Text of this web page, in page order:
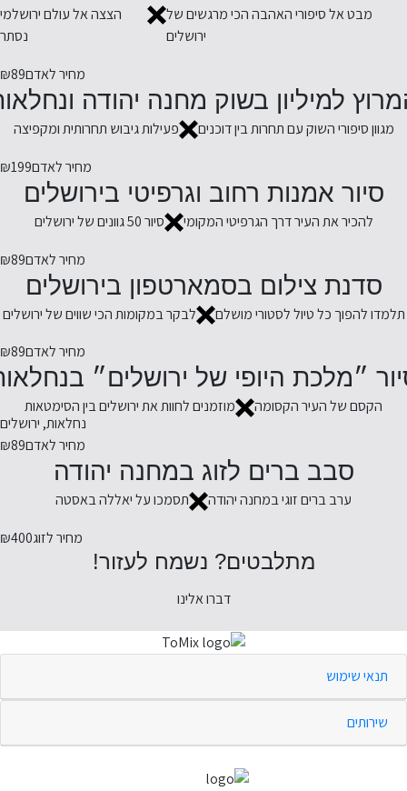
מבט אל סיפורי האהבה הכי מרגשים של
ירושלים
הצצה אל עולם ירושלמי
נסתר
מחיר לאדם₪89
למיליון בשוק מחנה יהודה
מגוון סיפורי השוק עם תחרות בין דוכנים
פעילות גיבוש תחרותית ומקפיצה
מחיר לאדם₪199
סיור אמנות רחוב וגרפיטי בירושלים
להכיר את העיר דרך הגרפיטי המקומי
סיור 50 גוונים של ירושלים
מחיר לאדם₪89
סדנת צילום בסמארטפון בירושלים
תלמדו להפוך כל טיול לסטורי מושלם
לבקר במקומות הכי שווים של ירושלים
מחיר לאדם₪89
״מלכת היופי של ירושלים״
הקסם של העיר הקסומה
מוזמנים לחוות את ירושלים בין הסימטאות
נחלאות, ירושלים
מחיר לאדם₪89
סבב ברים לזוג במחנה יהודה
ערב ברים זוגי במחנה יהודה
תסמכו על יאללה באסטה
מחיר לזוג₪400
מתלבטים? נשמח לעזור!
דברו אלינו
תנאי שימוש
שירותים